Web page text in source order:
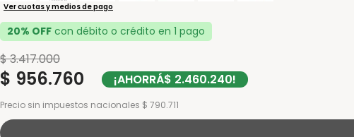
Ver cuotas y medios de pago
20% OFF con débito o crédito en 1 pago
$3.417.000
$ 956.760 ¡AHORRÁ$ 2.460.240!
Precio sin impuestos nacionales $ 790.711